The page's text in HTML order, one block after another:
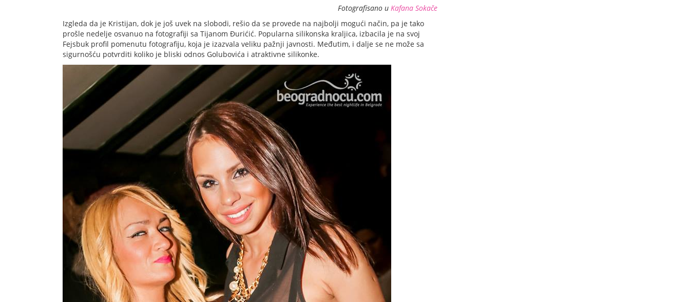
Fotografisano u Kafana Sokače
Izgleda da je Kristijan, dok je još uvek na slobodi, rešio da se provede na najbolji mogući način, pa je tako
prošle nedelje osvanuo na fotografiji sa Tijanom Đurićić. Popularna silikonska kraljica, izbacila je na svoj
Fejsbuk profil pomenutu fotografiju, koja je izazvala veliku pažnji javnosti. Međutim, i dalje se ne može sa
sigurnošću potvrditi koliko je bliski odnos Golubovića i atraktivne silikonke.